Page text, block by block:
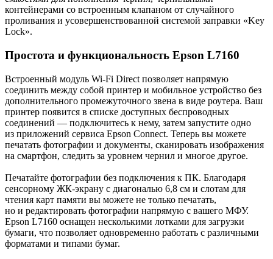
контейнерами со встроенным клапаном от случайного
проливания и усовершенствованной системой заправки «Key
Lock».
Простота и функциональность Epson L7160
Встроенный модуль Wi-Fi Direct позволяет напрямую
соединить между собой принтер и мобильное устройство без
дополнительного промежуточного звена в виде роутера. Ваш
принтер появится в списке доступных беспроводных
соединений — подключитесь к нему, затем запустите одно
из приложений сервиса Epson Connect. Теперь вы можете
печатать фотографии и документы, сканировать изображения
на смартфон, следить за уровнем чернил и многое другое.
Печатайте фотографии без подключения к ПК. Благодаря
сенсорному ЖК-экрану с диагональю 6,8 см и слотам для
чтения карт памяти вы можете не только печатать,
но и редактировать фотографии напрямую с вашего МФУ.
Epson L7160 оснащен несколькими лотками для загрузки
бумаги, что позволяет одновременно работать с различными
форматами и типами бумаг.